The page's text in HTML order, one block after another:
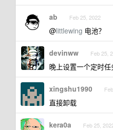
ab Feb 25, 2022
@littlewing 电池？
devinww Feb 25,
晚上设置一个定时任
xingshu1990
直接卸载
kera0a Feb 25,